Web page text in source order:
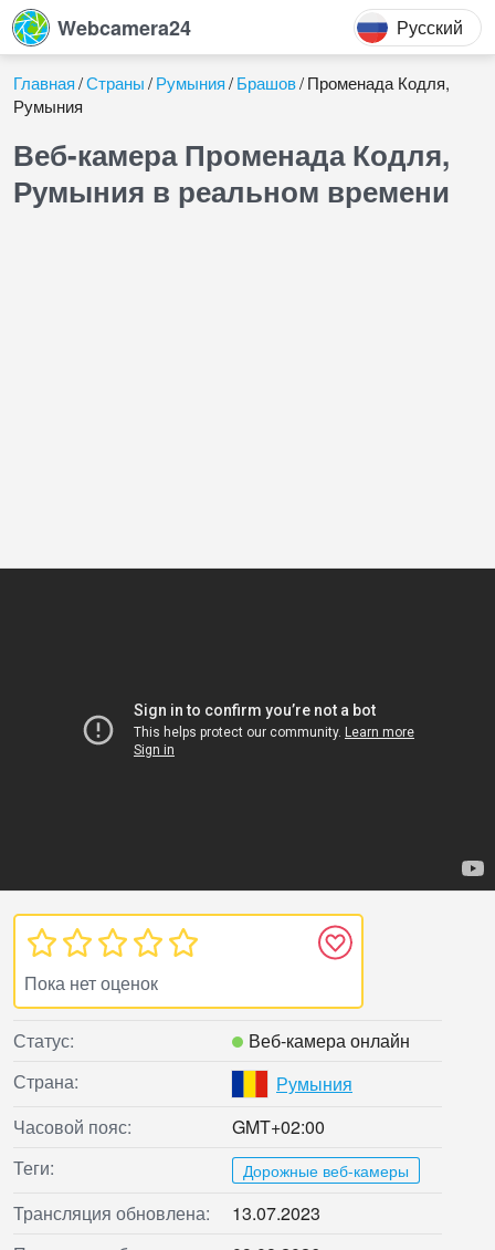
Webcamera24 Русский
Главная Страны Румыния Брашов Променада Кодля,
Румыния
Веб-камера Променада Кодля,
Румыния в реальном времени
Пока нет оценок
Статус:
Веб‑камера онлайн
Страна:
Румыния
Часовой пояс:
GMT+02:00
Теги:
Дорожные веб-камеры
Трансляция обновлена:
13.07.2023